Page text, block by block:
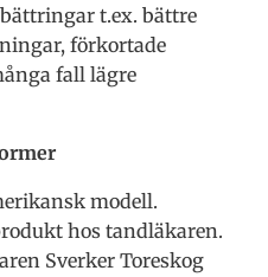
t.ex. bättre
förkortade
fall lägre
modell.
hos tandläkaren.
Sverker Toreskog